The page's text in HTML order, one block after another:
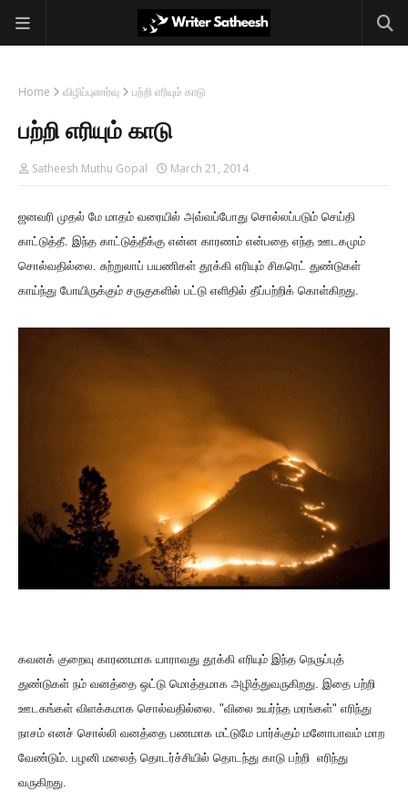
Home விழிப்புணர்வு பற்றி எரியும் காடு
பற்றி எரியும் காடு
Satheesh Muthu Gopal March 21, 2014
ஜனவரி முதல் மே மாதம் வரையில் அவ்வப்போது சொல்லப்படும் செய்தி
காட்டுத்தீ. இந்த காட்டுத்தீக்கு என்ன காரணம் என்பதை எந்த ஊடகமும்
சொல்வதில்லை. சுற்றுலாப் பயணிகள் தூக்கி எரியும் சிகரெட் துண்டுகள்
காய்ந்து போயிருக்கும் சருகுகளில் பட்டு எளிதில் தீப்பற்றிக் கொள்கிறது.
கவனக் குறைவு காரணமாக யாராவது தூக்கி எரியும் இந்த நெருப்புத்
துண்டுகள் நம் வனத்தை ஒட்டு மொத்தமாக அழித்துவருகிறது. இதை பற்றி
ஊடகங்கள் விளக்கமாக சொல்வதில்லை. "விலை உயர்ந்த மரங்கள்" எரிந்து
நாசம் எனச் சொல்லி வனத்தை பணமாக மட்டுமே பார்க்கும் மனோபாவம் மாற
வேண்டும். பழனி மலைத் தொடர்ச்சியில் தொடந்து காடு பற்றி எரிந்து
வருகிறது.